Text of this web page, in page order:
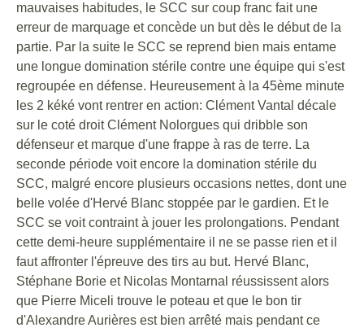
mauvaises habitudes, le SCC sur coup franc fait une
erreur de marquage et concède un but dès le début de la
partie. Par la suite le SCC se reprend bien mais entame
une longue domination stérile contre une équipe qui s'est
regroupée en défense. Heureusement à la 45ème minute
les 2 kéké vont rentrer en action: Clément Vantal décale
sur le coté droit Clément Nolorgues qui dribble son
défenseur et marque d'une frappe à ras de terre. La
seconde période voit encore la domination stérile du
SCC, malgré encore plusieurs occasions nettes, dont une
belle volée d'Hervé Blanc stoppée par le gardien. Et le
SCC se voit contraint à jouer les prolongations. Pendant
cette demi-heure supplémentaire il ne se passe rien et il
faut affronter l'épreuve des tirs au but. Hervé Blanc,
Stéphane Borie et Nicolas Montarnal réussissent alors
que Pierre Miceli trouve le poteau et que le bon tir
d'Alexandre Aurières est bien arrêté mais pendant ce